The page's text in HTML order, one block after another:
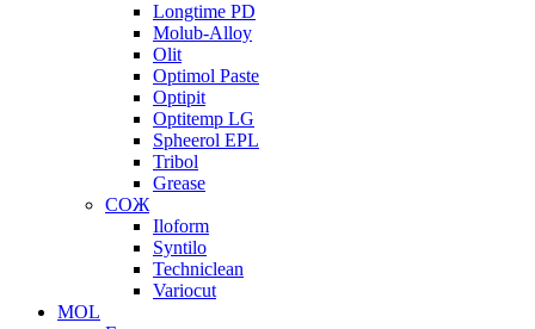
Longtime PD
Molub-Alloy
Olit
Optimol Paste
Optipit
Optitemp LG
Spheerol EPL
Tribol
Grease
СОЖ
Iloform
Syntilo
Techniclean
Variocut
MOL